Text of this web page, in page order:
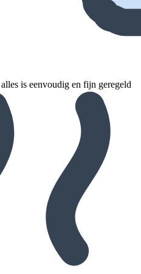
is eenvoudig en fijn geregeld